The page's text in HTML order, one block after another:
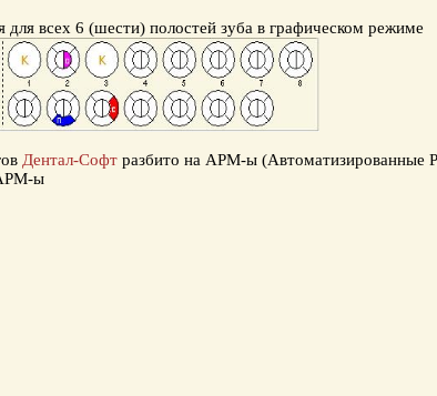
всех 6 (шести) полостей зуба в графическом режиме
Дентал-Софт разбито на АРМ-ы (Автоматизированные
ы